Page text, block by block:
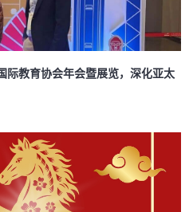
际教育协会年会暨展览，深化亚太